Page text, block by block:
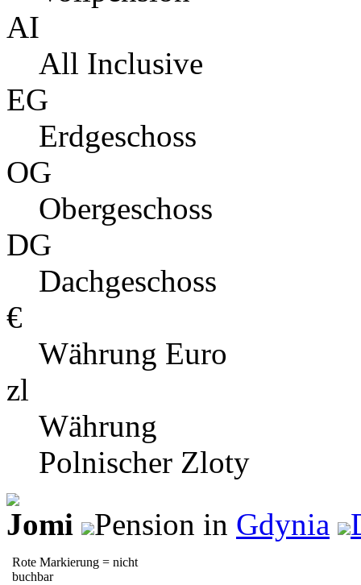
AI
All Inclusive
EG
Erdgeschoss
OG
Obergeschoss
DG
Dachgeschoss
€
Währung Euro
zl
Währung
Polnischer Zloty
Jomi
Pension in Gdynia
Rote Markierung = nicht
buchbar